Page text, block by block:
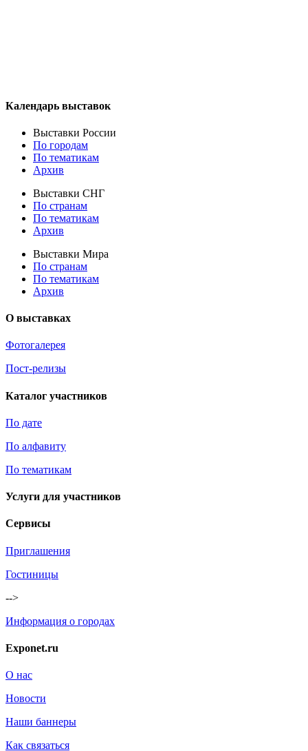
Календарь выставок
Выставки России
По городам
По тематикам
Архив
Выставки СНГ
По странам
По тематикам
Архив
Выставки Мира
По странам
По тематикам
Архив
О выставках
Фотогалерея
Пост-релизы
Каталог участников
По дате
По алфавиту
По тематикам
Услуги для участников
Сервисы
Приглашения
Гостиницы
-->
Информация о городах
Exponet.ru
О нас
Новости
Наши баннеры
Как связаться